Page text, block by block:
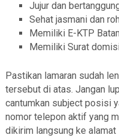
Jujur dan
Sehat jasmani dan
Memiliki E-KTP
Memiliki Surat
Pastikan lamaran sudah
tersebut di atas. Jangan
cantumkan subject posisi
nomor telepon aktif yang
dikirim langsung ke alamat